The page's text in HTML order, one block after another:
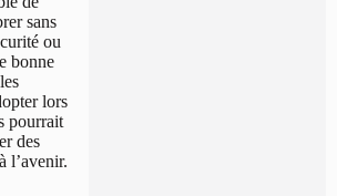
sans
ou
bonne
lors
pourrait
des
l’avenir.